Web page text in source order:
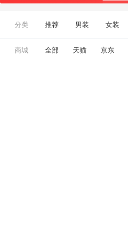
分类 推荐 男装 女装
商城 全部 天猫 京东